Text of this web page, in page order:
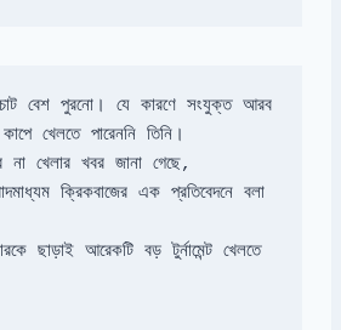
বেশ পুরনো। যে কারণে সংযুক্ত আরব
ক্রিকবাজের এক প্রতিবেদনে বলা
ছাড়াই আরেকটি বড় টুর্নামেন্ট খেলতে